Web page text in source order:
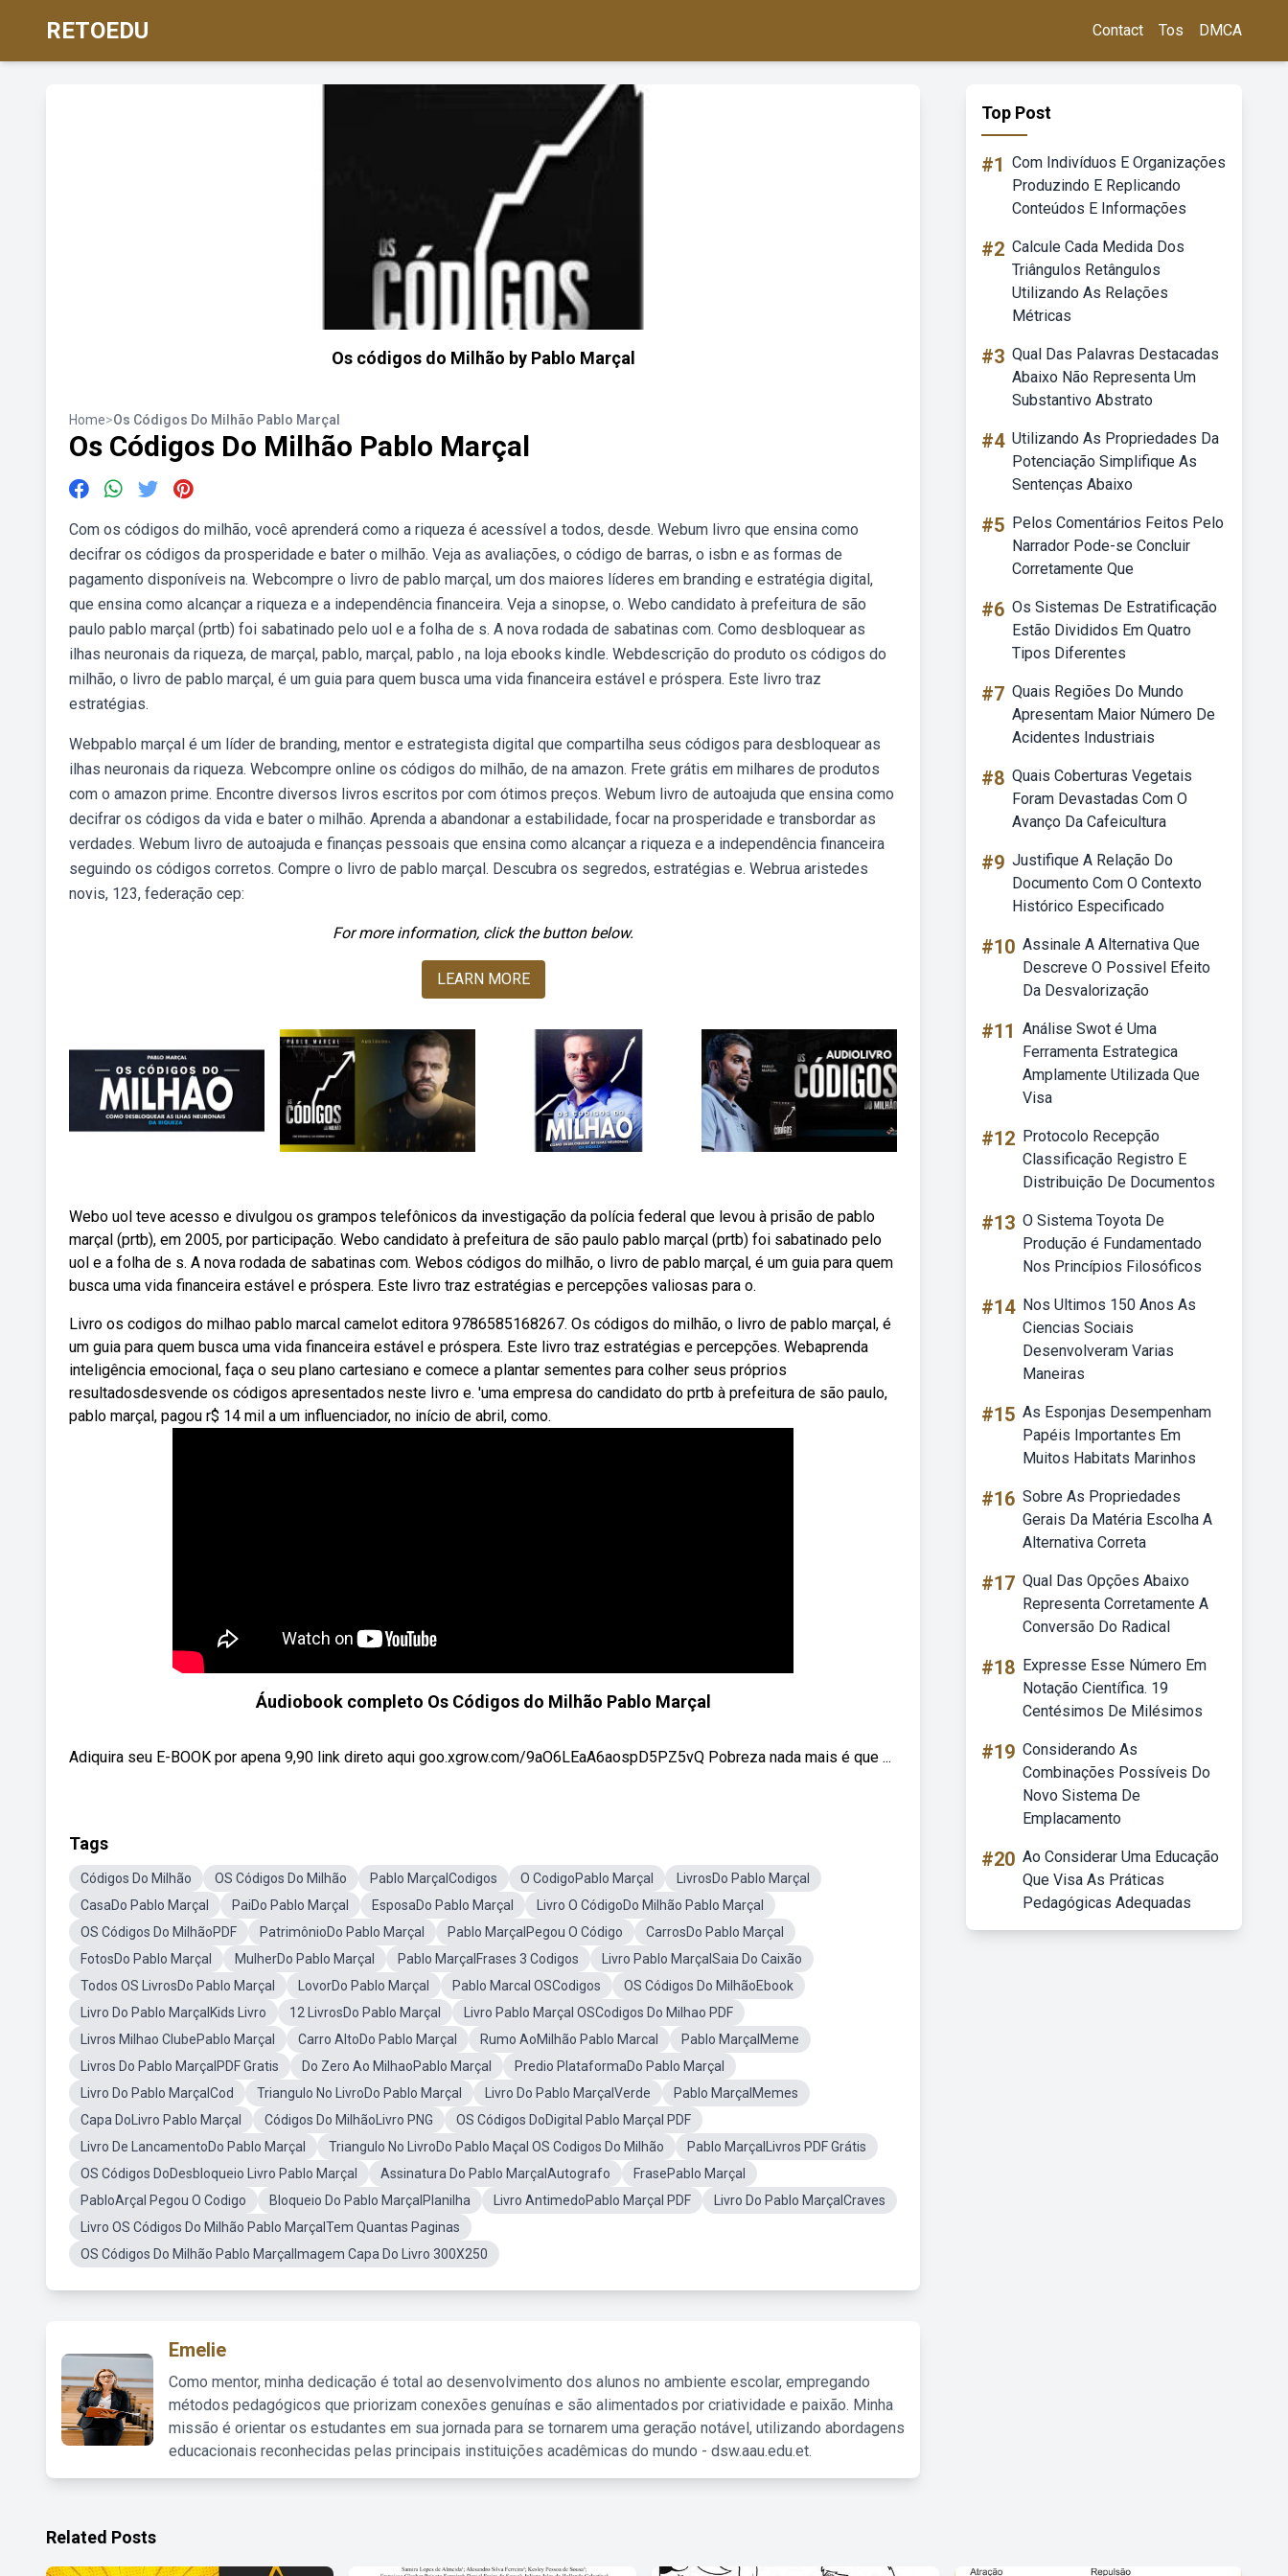
RETOEDU Contact Tos DMCA
Os códigos do Milhão by Pablo Marçal
Home>Os Códigos Do Milhão Pablo Marçal
Os Códigos Do Milhão Pablo Marçal
Com os códigos do milhão, você aprenderá como a riqueza é acessível a todos, desde. Webum livro que ensina como
decifrar os códigos da prosperidade e bater o milhão. Veja as avaliações, o código de barras, o isbn e as formas de
pagamento disponíveis na. Webcompre o livro de pablo marçal, um dos maiores líderes em branding e estratégia digital,
que ensina como alcançar a riqueza e a independência financeira. Veja a sinopse, o. Webo candidato à prefeitura de são
paulo pablo marçal (prtb) foi sabatinado pelo uol e a folha de s. A nova rodada de sabatinas com. Como desbloquear as
ilhas neuronais da riqueza, de marçal, pablo, marçal, pablo , na loja ebooks kindle. Webdescrição do produto os códigos do
milhão, o livro de pablo marçal, é um guia para quem busca uma vida financeira estável e próspera. Este livro traz
estratégias.
Webpablo marçal é um líder de branding, mentor e estrategista digital que compartilha seus códigos para desbloquear as
ilhas neuronais da riqueza. Webcompre online os códigos do milhão, de na amazon. Frete grátis em milhares de produtos
com o amazon prime. Encontre diversos livros escritos por com ótimos preços. Webum livro de autoajuda que ensina como
decifrar os códigos da vida e bater o milhão. Aprenda a abandonar a estabilidade, focar na prosperidade e transbordar as
verdades. Webum livro de autoajuda e finanças pessoais que ensina como alcançar a riqueza e a independência financeira
seguindo os códigos corretos. Compre o livro de pablo marçal. Descubra os segredos, estratégias e. Webrua aristedes
novis, 123, federação cep:
For more information, click the button below.
LEARN MORE
Webo uol teve acesso e divulgou os grampos telefônicos da investigação da polícia federal que levou à prisão de pablo
marçal (prtb), em 2005, por participação. Webo candidato à prefeitura de são paulo pablo marçal (prtb) foi sabatinado pelo
uol e a folha de s. A nova rodada de sabatinas com. Webos códigos do milhão, o livro de pablo marçal, é um guia para quem
busca uma vida financeira estável e próspera. Este livro traz estratégias e percepções valiosas para o.
Livro os codigos do milhao pablo marcal camelot editora 9786585168267. Os códigos do milhão, o livro de pablo marçal, é
um guia para quem busca uma vida financeira estável e próspera. Este livro traz estratégias e percepções. Webaprenda
inteligência emocional, faça o seu plano cartesiano e comece a plantar sementes para colher seus próprios
resultadosdesvende os códigos apresentados neste livro e. 'uma empresa do candidato do prtb à prefeitura de são paulo,
pablo marçal, pagou r$ 14 mil a um influenciador, no início de abril, como.
Áudiobook completo Os Códigos do Milhão Pablo Marçal
Adiquira seu E-BOOK por apena 9,90 link direto aqui goo.xgrow.com/9aO6LEaA6aospD5PZ5vQ Pobreza nada mais é que ...
Tags
Códigos Do Milhão OS Códigos Do Milhão Pablo MarçalCodigos O CodigoPablo Marçal
LivrosDo Pablo Marçal
CasaDo Pablo Marçal
PaiDo Pablo Marçal EsposaDo Pablo Marçal
Livro O CódigoDo Milhão Pablo Marçal
OS Códigos Do MilhãoPDF
PatrimônioDo Pablo Marçal Pablo MarçalPegou O Código
CarrosDo Pablo Marçal
FotosDo Pablo Marçal
MulherDo Pablo Marçal Pablo MarçalFrases 3 Codigos
Livro Pablo MarçalSaia Do Caixão
Todos OS LivrosDo Pablo Marçal
LovorDo Pablo Marçal Pablo Marcal OSCodigos
OS Códigos Do MilhãoEbook
Livro Do Pablo MarçalKids Livro
12 LivrosDo Pablo Marçal
Livro Pablo Marçal OSCodigos Do Milhao PDF
Livros Milhao ClubePablo Marçal
Carro AltoDo Pablo Marçal Rumo AoMilhão Pablo Marcal
Pablo MarçalMeme
Livros Do Pablo MarçalPDF Gratis
Do Zero Ao MilhaoPablo Marçal
Predio PlataformaDo Pablo Marçal
Livro Do Pablo MarçalCod
Triangulo No LivroDo Pablo Marçal Livro Do Pablo MarçalVerde
Pablo MarçalMemes
Capa DoLivro Pablo Marçal
Códigos Do MilhãoLivro PNG
OS Códigos DoDigital Pablo Marçal PDF
Livro De LancamentoDo Pablo Marçal
Triangulo No LivroDo Pablo Maçal OS Codigos Do Milhão
Pablo MarçalLivros PDF Grátis
OS Códigos DoDesbloqueio Livro Pablo Marçal
Assinatura Do Pablo MarçalAutografo
FrasePablo Marçal
PabloArçal Pegou O Codigo
Bloqueio Do Pablo MarçalPlanilha Livro AntimedoPablo Marçal PDF
Livro Do Pablo MarçalCraves
Livro OS Códigos Do Milhão Pablo MarçalTem Quantas Paginas
OS Códigos Do Milhão Pablo MarçalImagem Capa Do Livro 300X250
Emelie
Como mentor, minha dedicação é total ao desenvolvimento dos alunos no ambiente escolar, empregando
métodos pedagógicos que priorizam conexões genuínas e são alimentados por criatividade e paixão. Minha
missão é orientar os estudantes em sua jornada para se tornarem uma geração notável, utilizando abordagens
educacionais reconhecidas pelas principais instituições acadêmicas do mundo - dsw.aau.edu.et.
Top Post
#1 Com Indivíduos E Organizações
Produzindo E Replicando
Conteúdos E Informações
#2 Calcule Cada Medida Dos
Triângulos Retângulos
Utilizando As Relações
Métricas
#3 Qual Das Palavras Destacadas
Abaixo Não Representa Um
Substantivo Abstrato
#4 Utilizando As Propriedades Da
Potenciação Simplifique As
Sentenças Abaixo
#5 Pelos Comentários Feitos Pelo
Narrador Pode-se Concluir
Corretamente Que
#6 Os Sistemas De Estratificação
Estão Divididos Em Quatro
Tipos Diferentes
#7 Quais Regiões Do Mundo
Apresentam Maior Número De
Acidentes Industriais
#8 Quais Coberturas Vegetais
Foram Devastadas Com O
Avanço Da Cafeicultura
#9 Justifique A Relação Do
Documento Com O Contexto
Histórico Especificado
#10 Assinale A Alternativa Que
Descreve O Possivel Efeito
Da Desvalorização
#11 Análise Swot é Uma
Ferramenta Estrategica
Amplamente Utilizada Que
Visa
#12 Protocolo Recepção
Classificação Registro E
Distribuição De Documentos
#13 O Sistema Toyota De
Produção é Fundamentado
Nos Princípios Filosóficos
#14 Nos Ultimos 150 Anos As
Ciencias Sociais
Desenvolveram Varias
Maneiras
#15 As Esponjas Desempenham
Papéis Importantes Em
Muitos Habitats Marinhos
#16 Sobre As Propriedades
Gerais Da Matéria Escolha A
Alternativa Correta
#17 Qual Das Opções Abaixo
Representa Corretamente A
Conversão Do Radical
#18 Expresse Esse Número Em
Notação Científica. 19
Centésimos De Milésimos
#19 Considerando As
Combinações Possíveis Do
Novo Sistema De
Emplacamento
#20 Ao Considerar Uma Educação
Que Visa As Práticas
Pedagógicas Adequadas
Related Posts